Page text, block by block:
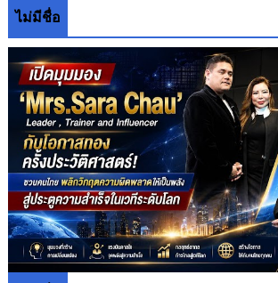
ไม่มีชื่อ